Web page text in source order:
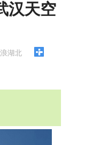
汉天空
湖北